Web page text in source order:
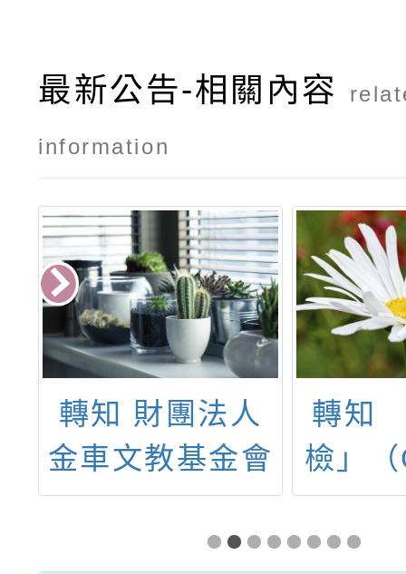
最新公告-相關內容
information
轉知 財團法人
金車文教基金會
《國際總動援
Mission in the
轉知
檢」
級、